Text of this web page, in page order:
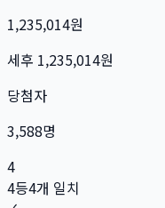
1,235,014원
세후 1,235,014원
당첨자
3,588명
4
4등4개 일치